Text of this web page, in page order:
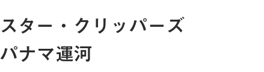
スター・クリッパーズ
パナマ運河